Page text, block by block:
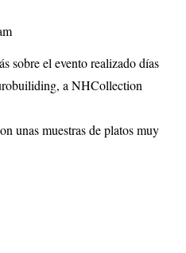
sobre el evento realizado días
a NHCollection
unas muestras de platos muy